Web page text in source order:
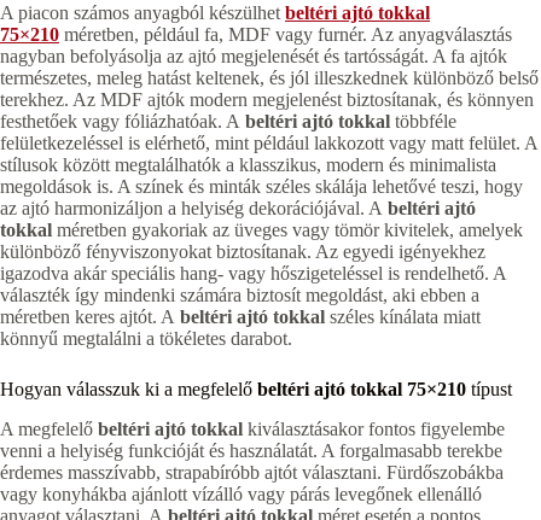
A piacon számos anyagból készülhet beltéri ajtó tokkal
75×210 méretben, például fa, MDF vagy furnér. Az anyagválasztás
nagyban befolyásolja az ajtó megjelenését és tartósságát. A fa ajtók
természetes, meleg hatást keltenek, és jól illeszkednek különböző belső
terekhez. Az MDF ajtók modern megjelenést biztosítanak, és könnyen
festhetőek vagy fóliázhatóak. A beltéri ajtó tokkal többféle
felületkezeléssel is elérhető, mint például lakkozott vagy matt felület. A
stílusok között megtalálhatók a klasszikus, modern és minimalista
megoldások is. A színek és minták széles skálája lehetővé teszi, hogy
az ajtó harmonizáljon a helyiség dekorációjával. A beltéri ajtó
tokkal méretben gyakoriak az üveges vagy tömör kivitelek, amelyek
különböző fényviszonyokat biztosítanak. Az egyedi igényekhez
igazodva akár speciális hang- vagy hőszigeteléssel is rendelhető. A
választék így mindenki számára biztosít megoldást, aki ebben a
méretben keres ajtót. A beltéri ajtó tokkal széles kínálata miatt
könnyű megtalálni a tökéletes darabot.
Hogyan válasszuk ki a megfelelő beltéri ajtó tokkal 75×210 típust
A megfelelő beltéri ajtó tokkal kiválasztásakor fontos figyelembe
venni a helyiség funkcióját és használatát. A forgalmasabb terekbe
érdemes masszívabb, strapabíróbb ajtót választani. Fürdőszobákba
vagy konyhákba ajánlott vízálló vagy párás levegőnek ellenálló
anyagot választani. A beltéri ajtó tokkal méret esetén a pontos